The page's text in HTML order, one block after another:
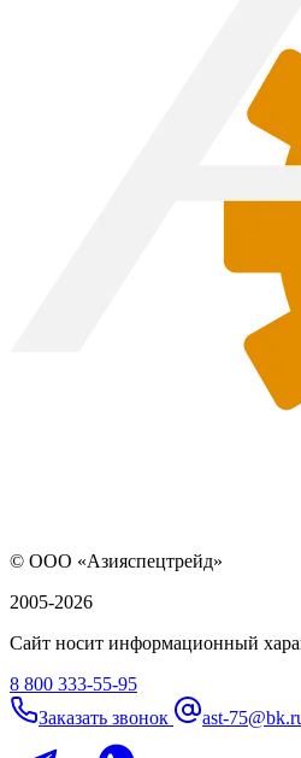
© ООО «Азияспецтрейд»
2005-2026
Сайт носит информационный
8 800 333-55-95
Заказать звонок
ast-